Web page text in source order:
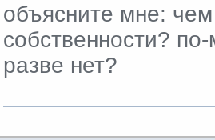
объясните мне: чем
собственности?
разве нет?